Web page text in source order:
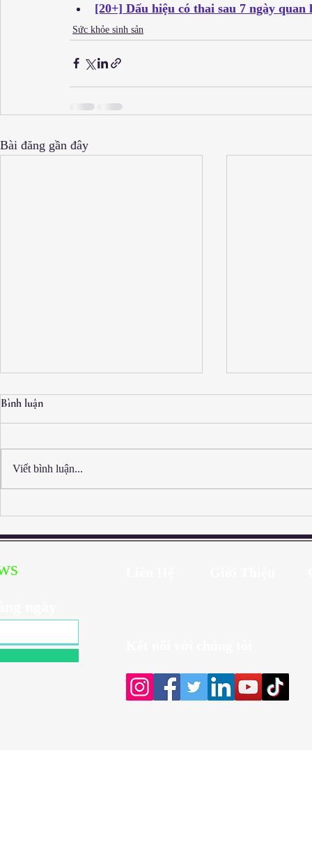
[20+] Dấu hiệu có thai sau 7 ngày quan
Sức khỏe sinh sản
Bài đăng gần đây
Bình luận
Viết bình luận...